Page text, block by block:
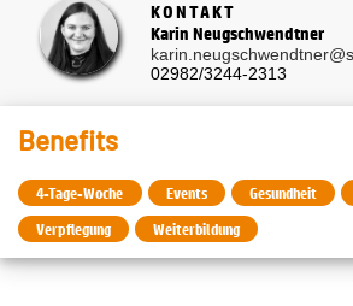
KONTAKT
Karin Neugschwendtner
02982/3244-2313
Benefits
4-Tage-Woche Events Gesundheit
Verpflegung
Weiterbildung